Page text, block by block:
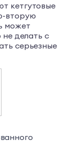
кетгутовые
вторую
может
не делать с
серьезные